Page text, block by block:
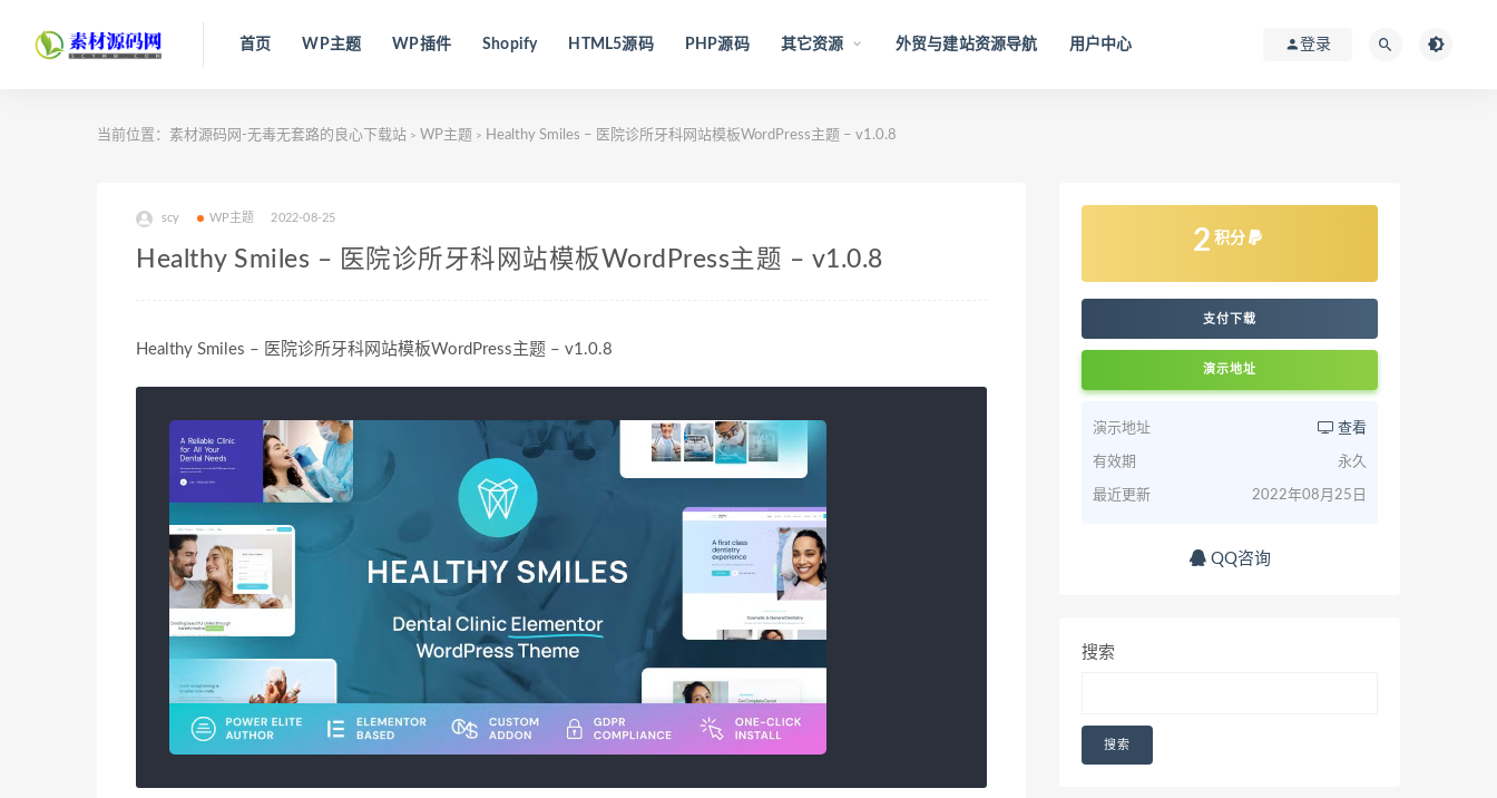
首页 WP主题 WP插件 Shopify HTML5源码 PHP源码 其它资源 外贸与建站资源导航 用户中心 登录
当前位置： 素材源码网-无毒无套路的良心下载站 > WP主题 > Healthy Smiles – 医院诊所牙科网站模板WordPress主题 – v1.0.8
scy WP主题 2022-08-25
Healthy Smiles – 医院诊所牙科网站模板WordPress主题 – v1.0.8
Healthy Smiles – 医院诊所牙科网站模板WordPress主题 – v1.0.8
2 积分
支付下载
演示地址
演示地址 查看
有效期 永久
最近更新 2022年08月25日
QQ咨询
搜索
搜索